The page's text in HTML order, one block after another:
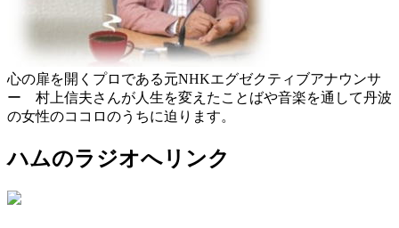
心の扉を開くプロである元NHKエグゼクティブアナウンサ
ー 村上信夫さんが人生を変えたことばや音楽を通して丹波
の女性のココロのうちに迫ります。
ハムのラジオへリンク